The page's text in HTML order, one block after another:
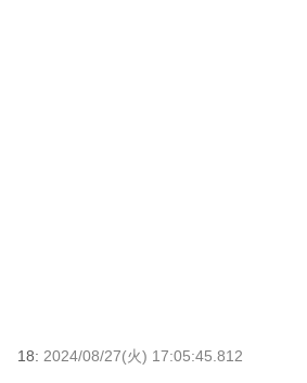
18: 2024/08/27(火) 17:05:45.812